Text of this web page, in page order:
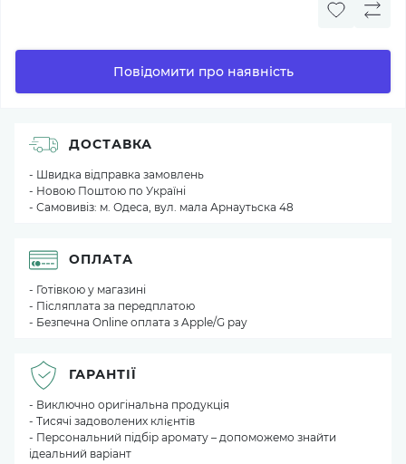
Повідомити про наявність
ДОСТАВКА
- Швидка відправка замовлень
- Новою Поштою по Україні
- Самовивіз: м. Одеса, вул. мала Арнаутьска 48
ОПЛАТА
- Готівкою у магазині
- Післяплата за передплатою
- Безпечна Online оплата з Apple/G pay
ГАРАНТІЇ
- Виключно оригінальна продукція
- Тисячі задоволених клієнтів
- Персональний підбір аромату – допоможемо знайти
ідеальний варіант